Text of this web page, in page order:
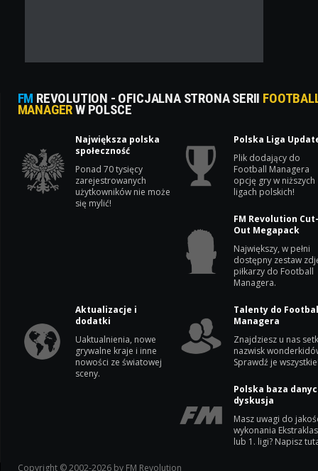
FM REVOLUTION - OFICJALNA STRONA SERII
MANAGERW POLSCE
Największa polska
społeczność
Ponad 70 tysięcy
zarejestrowanych
użytkowników nie może
się mylić!
Polska Liga
Plik dodający do
Football Managera
opcję gry w niższych
ligach polskich!
FM Revolution
Out Megapack
Największy, w pełni
dostępny zestaw
piłkarzy do Football
Managera.
Aktualizacje i
dodatki
Uaktualnienia, nowe
grywalne kraje i inne
nowości ze światowej
sceny.
Talenty do
Managera
Znajdziesz u nas
nazwisk
Sprawdź je
Polska baza
dyskusja
Masz uwagi do
wykonania
lub 1. ligi? Napisz
Copyright © 2002-2026 by FM Revolution